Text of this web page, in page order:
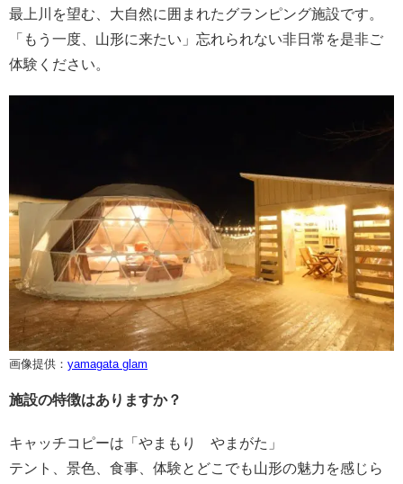
最上川を望む、大自然に囲まれたグランピング施設です。
「もう一度、山形に来たい」忘れられない非日常を是非ご
体験ください。
画像提供： yamagata glam
施設の特徴はありますか？
キャッチコピーは「やまもり やまがた」
テント、景色、食事、体験とどこでも山形の魅力を感じら